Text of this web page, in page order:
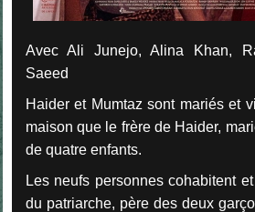
Avec Ali Junejo, Alina Khan,
Saeed
Haider et Mumtaz sont mariés et
maison que le frère de Haider,
de quatre enfants.
Les neufs personnes cohabitent
du patriarche, père des deux